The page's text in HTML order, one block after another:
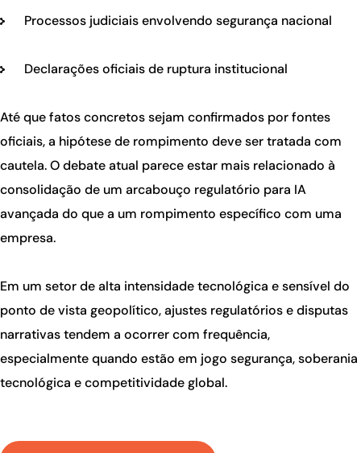
Processos judiciais envolvendo segurança nacional
Declarações oficiais de ruptura institucional
Até que fatos concretos sejam confirmados por fontes
oficiais, a hipótese de rompimento deve ser tratada com
cautela. O debate atual parece estar mais relacionado à
consolidação de um arcabouço regulatório para IA
avançada do que a um rompimento específico com uma
empresa.
Em um setor de alta intensidade tecnológica e sensível do
ponto de vista geopolítico, ajustes regulatórios e disputas
narrativas tendem a ocorrer com frequência,
especialmente quando estão em jogo segurança, soberania
tecnológica e competitividade global.